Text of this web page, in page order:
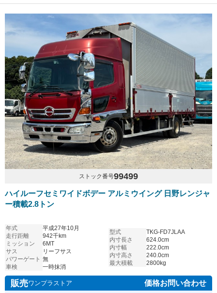
ストック番号99499
ハイルーフセミワイドボデー アルミウイング 日野レンジャ
ー積載2.8トン
年式
平成27年10月
走行距離
942千km
ミッション
6MT
サス
リーフサス
パワーゲート 無
車検
一時抹消
型式
TKG-FD7JLAA
内寸長さ
624.0cm
内寸幅
222.0cm
内寸高さ
240.0cm
最大積載
2800kg
販売ワンプラストア 価格お問い合わせ